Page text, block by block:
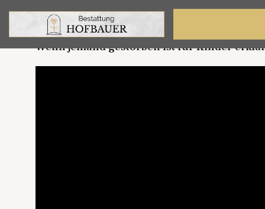
Erklärvideos für Kinder:
Wenn jemand gestorben ist für Kinder